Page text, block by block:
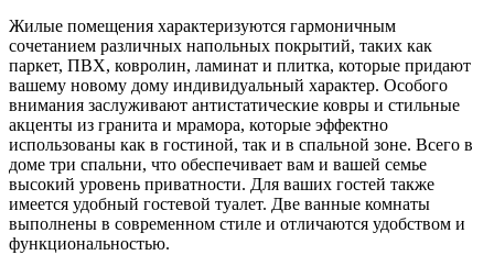
Жилые помещения характеризуются гармоничным
сочетанием различных напольных покрытий, таких как
паркет, ПВХ, ковролин, ламинат и плитка, которые придают
вашему новому дому индивидуальный характер. Особого
внимания заслуживают антистатические ковры и стильные
акценты из гранита и мрамора, которые эффектно
использованы как в гостиной, так и в спальной зоне. Всего в
доме три спальни, что обеспечивает вам и вашей семье
высокий уровень приватности. Для ваших гостей также
имеется удобный гостевой туалет. Две ванные комнаты
выполнены в современном стиле и отличаются удобством и
функциональностью.